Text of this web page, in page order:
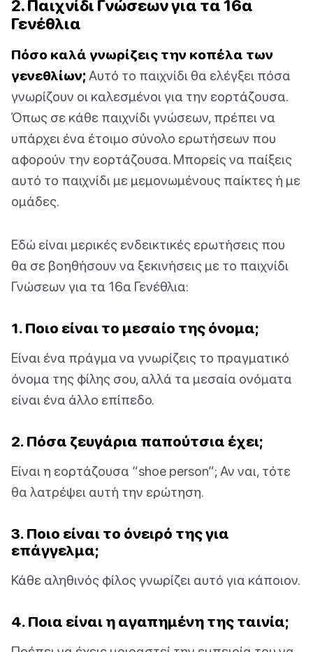
2. Παιχνίδι Γνώσεων για τα 16α
Γενέθλια
Πόσο καλά γνωρίζεις την κοπέλα των
γενεθλίων; Αυτό το παιχνίδι θα ελέγξει πόσα
γνωρίζουν οι καλεσμένοι για την εορτάζουσα.
Όπως σε κάθε παιχνίδι γνώσεων, πρέπει να
υπάρχει ένα έτοιμο σύνολο ερωτήσεων που
αφορούν την εορτάζουσα. Μπορείς να παίξεις
αυτό το παιχνίδι με μεμονωμένους παίκτες ή με
ομάδες.
Εδώ είναι μερικές ενδεικτικές ερωτήσεις που
θα σε βοηθήσουν να ξεκινήσεις με το παιχνίδι
Γνώσεων για τα 16α Γενέθλια:
1. Ποιο είναι το μεσαίο της όνομα;
Είναι ένα πράγμα να γνωρίζεις το πραγματικό
όνομα της φίλης σου, αλλά τα μεσαία ονόματα
είναι ένα άλλο επίπεδο.
2. Πόσα ζευγάρια παπούτσια έχει;
Είναι η εορτάζουσα “shoe person”; Αν ναι, τότε
θα λατρέψει αυτή την ερώτηση.
3. Ποιο είναι το όνειρό της για
επάγγελμα;
Κάθε αληθινός φίλος γνωρίζει αυτό για κάποιον.
4. Ποια είναι η αγαπημένη της ταινία;